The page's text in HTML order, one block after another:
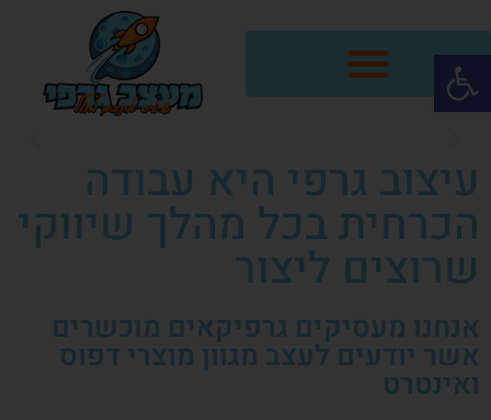
פתח סרגל נגישות
עיצוב גרפי היא עבודה
הכרחית בכל מהלך שיווקי
שרוצים ליצור
אנחנו מעסיקים גרפיקאים מוכשרים
אשר יודעים לעצב מגוון מוצרי דפוס
ואינטרט